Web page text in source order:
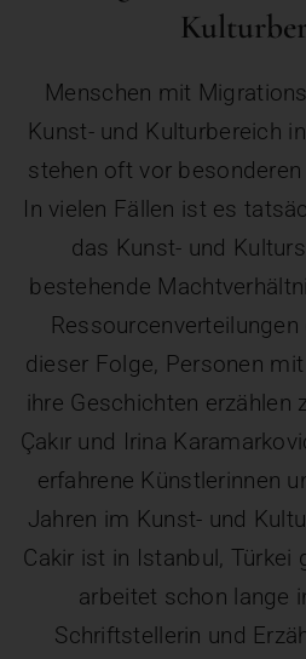
Menschen mit
Kunst- und Kulturbereich
stehen oft vor
In vielen Fällen ist es
das Kunst- und
bestehende
dieser Folge, Personen
ihre Geschichten erzählen
Çakır und Irina
erfahrene Künstlerinnen
Jahren im Kunst- und
Cakir ist in Istanbul, Türkei
arbeitet schon lange
Schriftstellerin und